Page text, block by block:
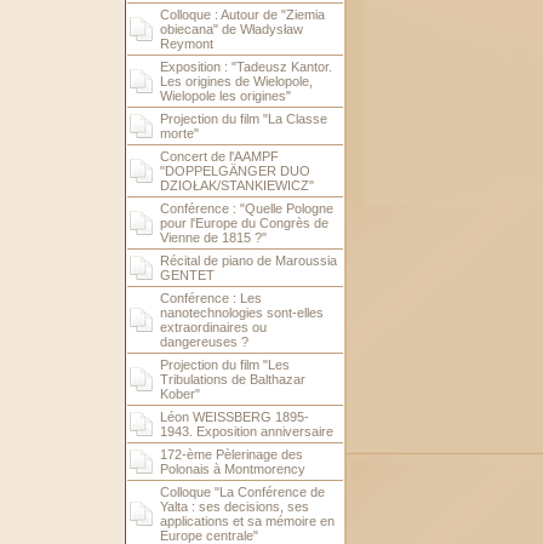
Colloque : Autour de "Ziemia
obiecana" de Władysław
Reymont
Exposition : "Tadeusz Kantor.
Les origines de Wielopole,
Wielopole les origines"
Projection du film "La Classe
morte"
Concert de l'AAMPF
"DOPPELGÄNGER DUO
DZIOŁAK/STANKIEWICZ"
Conférence : "Quelle Pologne
pour l'Europe du Congrès de
Vienne de 1815 ?"
Récital de piano de Maroussia
GENTET
Conférence : Les
nanotechnologies sont-elles
extraordinaires ou
dangereuses ?
Projection du film "Les
Tribulations de Balthazar
Kober"
Léon WEISSBERG 1895-
1943. Exposition anniversaire
172-ème Pèlerinage des
Polonais à Montmorency
Colloque "La Conférence de
Yalta : ses decisions, ses
applications et sa mémoire en
Europe centrale"